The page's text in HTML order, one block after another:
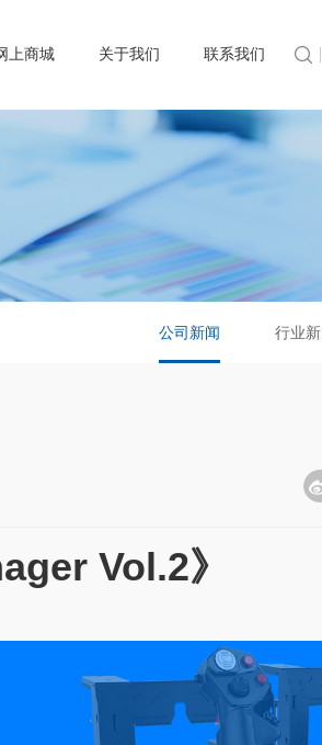
上商城 关于我们 联系我们
公司新闻 行业
Vol.2》